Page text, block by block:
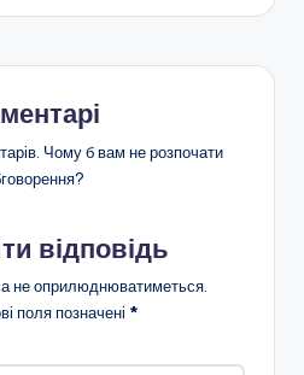
Чому б вам не розпочати
відповідь
не оприлюднюватиметься.
поля позначені *